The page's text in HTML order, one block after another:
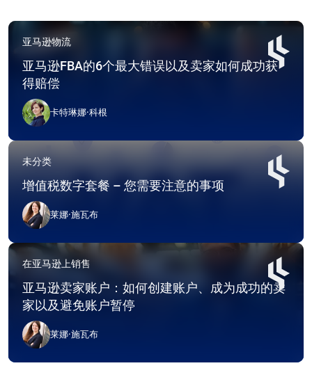
亚马逊物流
亚马逊FBA的6个最大错误以及卖家如何成功获
得赔偿
卡特琳娜·科根
未分类
增值税数字套餐 – 您需要注意的事项
莱娜·施瓦布
在亚马逊上销售
亚马逊卖家账户：如何创建账户、成为成功的卖
家以及避免账户暂停
莱娜·施瓦布